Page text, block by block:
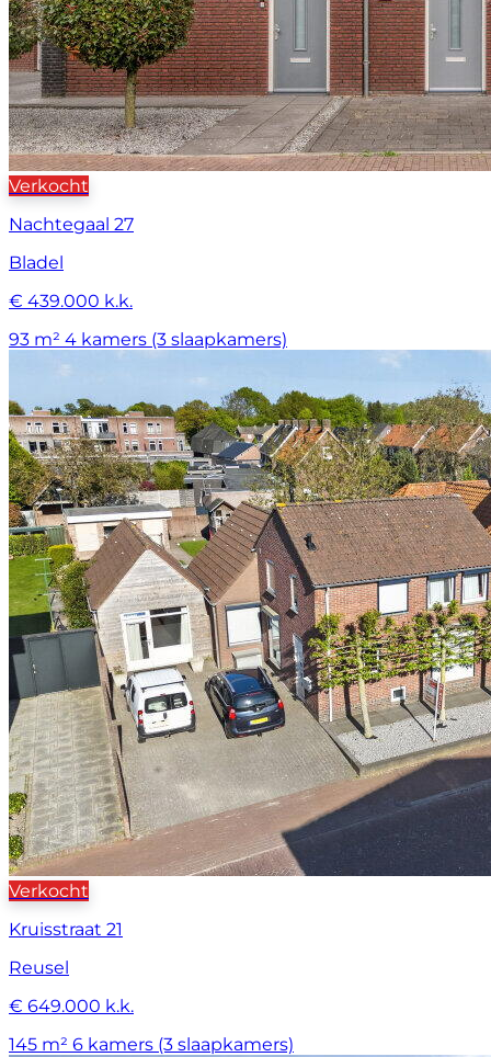
Verkocht
Nachtegaal 27
Bladel
€ 439.000 k.k.
93 m² 4 kamers (3 slaapkamers)
Verkocht
Kruisstraat 21
Reusel
€ 649.000 k.k.
145 m² 6 kamers (3 slaapkamers)